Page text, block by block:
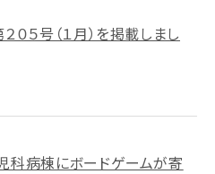
５号（１月）を掲載しまし
科病棟にボードゲームが寄